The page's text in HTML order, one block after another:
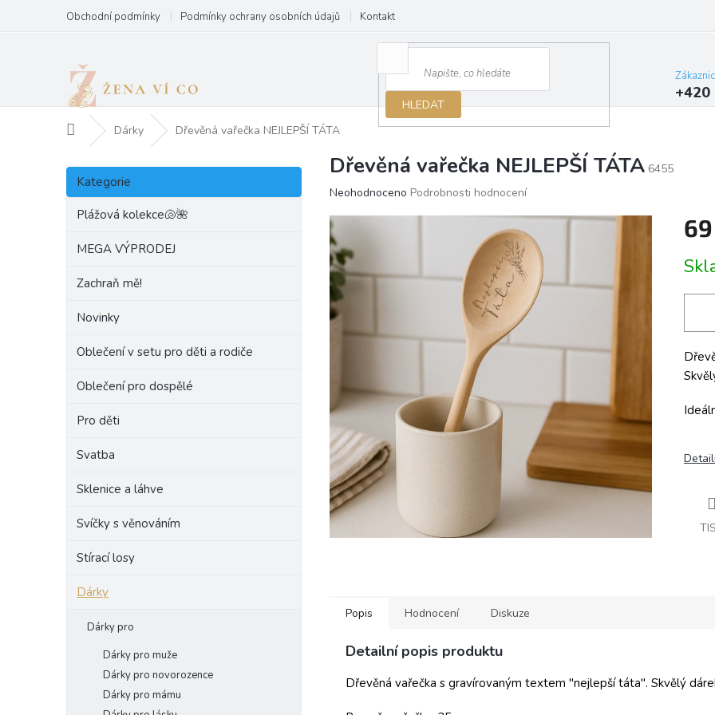
obsah
Obchodní podmínky Podmínky ochrany osobních údajů Kontakt
HLEDAT
+420
Domů Dárky Dřevěná vařečka NEJLEPŠÍ TÁTA
P
s
Přeskočit
kategorie
Kategorie
Plážová kolekce🐚🌺
MEGA VÝPRODEJ
Zachraň mě!
Novinky
Oblečení v setu pro děti a rodiče
Oblečení pro dospělé
Pro děti
Svatba
Sklenice a láhve
Svíčky s věnováním
Stírací losy
Dárky
Dárky pro
Dárky pro muže
Dárky pro novorozence
Dárky pro mámu
Dřevěná vařečka NEJLEPŠÍ TÁTA 6455
Průměrné
produktu
je
0,0
z
5
hvězdiček.
Neohodnoceno Podrobnosti hodnocení
cena:
Popis Hodnocení Diskuze
Detailní popis produktu
Dřevěná vařečka s gravírovaným textem "nejlepší táta". Skvělý